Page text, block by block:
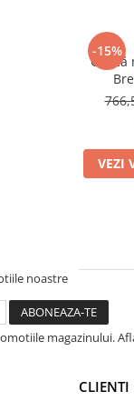
-15%
Geacă
VEZI
noastre
magazinului.
CLIENTI